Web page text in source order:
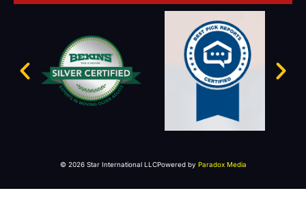
© 2026 Star International LLCPowered by Paradox Media